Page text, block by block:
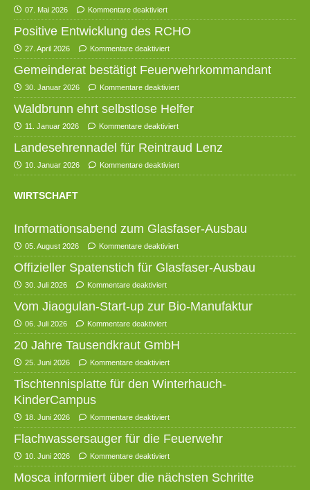
07. Mai 2026 Kommentare deaktiviert
Positive Entwicklung des RCHO
27. April 2026 Kommentare deaktiviert
Gemeinderat bestätigt Feuerwehrkommandant
30. Januar 2026 Kommentare deaktiviert
Waldbrunn ehrt selbstlose Helfer
11. Januar 2026 Kommentare deaktiviert
Landesehrennadel für Reintraud Lenz
10. Januar 2026 Kommentare deaktiviert
WIRTSCHAFT
Informationsabend zum Glasfaser-Ausbau
05. August 2026 Kommentare deaktiviert
Offizieller Spatenstich für Glasfaser-Ausbau
30. Juli 2026 Kommentare deaktiviert
Vom Jiaogulan-Start-up zur Bio-Manufaktur
06. Juli 2026 Kommentare deaktiviert
20 Jahre Tausendkraut GmbH
25. Juni 2026 Kommentare deaktiviert
Tischtennisplatte für den Winterhauch-
KinderCampus
18. Juni 2026 Kommentare deaktiviert
Flachwassersauger für die Feuerwehr
10. Juni 2026 Kommentare deaktiviert
Mosca informiert über die nächsten Schritte